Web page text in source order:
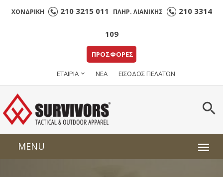
ΧΟΝΔΡΙΚΗ 210 3215 011 ΠΛΗΡ. ΛΙΑΝΙΚΗΣ 210 3314
109
ΠΡΟΣΦΟΡΕΣ
ΕΤΑΙΡΙΑ ΝΕΑ ΕΙΣΟΔΟΣ ΠΕΛΑΤΩΝ